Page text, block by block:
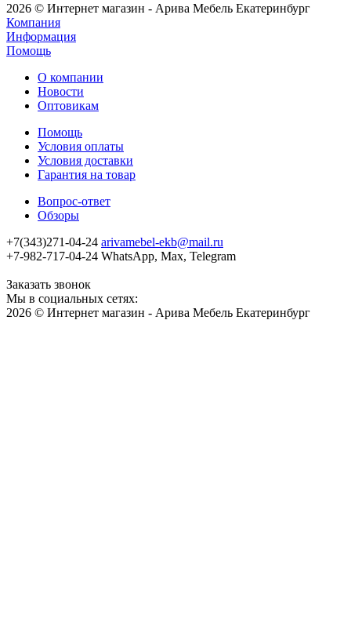
2026 © Интернет магазин - Арива Мебель Екатеринбург
Компания
Информация
Помощь
О компании
Новости
Оптовикам
Помощь
Условия оплаты
Условия доставки
Гарантия на товар
Вопрос-ответ
Обзоры
+7(343)271-04-24 arivamebel-ekb@mail.ru
+7-982-717-04-24 WhatsApp, Max, Telegram
Заказать звонок
Мы в социальных сетях:
2026 © Интернет магазин - Арива Мебель Екатеринбург